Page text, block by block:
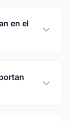
en el